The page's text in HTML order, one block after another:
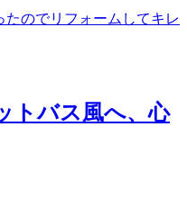
のでリフォームしてキレ
トバス風へ、心